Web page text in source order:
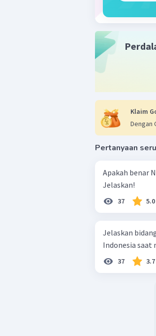
Klaim
Dengan
Pertanyaan
Apakah benar
Jelaskan!
37 5.0
Jelaskan
Indonesia saat
37 3.7